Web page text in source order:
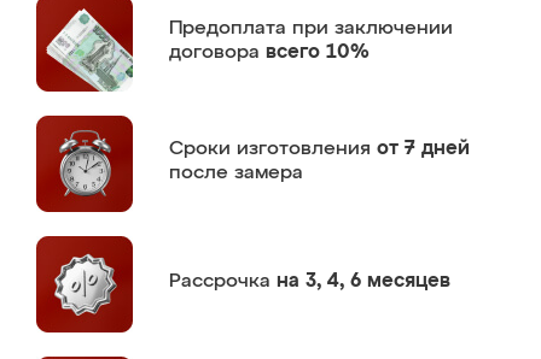
Предоплата при заключении
договора всего 10%
Сроки изготовления от 7 дней
после замера
Рассрочка на 3, 4, 6 месяцев